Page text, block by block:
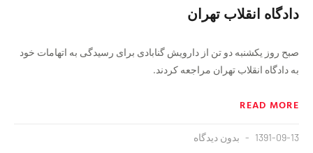
دادگاه انقلاب تهران
صبح روز یکشنبه دو تن از دارویش گنابادی برای رسیدگی به اتهامات خود
به دادگاه انقلاب تهران مراجعه کردند.
READ MORE
1391-09-13 بدون دیدگاه